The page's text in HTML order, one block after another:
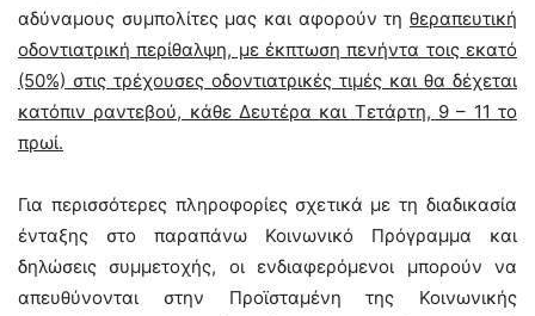
αδύναμους συμπολίτες μας και αφορούν τη θεραπευτική
οδοντιατρική περίθαλψη, με έκπτωση πενήντα τοις εκατό
(50%) στις τρέχουσες οδοντιατρικές τιμές και θα δέχεται
κατόπιν ραντεβού, κάθε Δευτέρα και Τετάρτη, 9 – 11 το
πρωί.
Για περισσότερες πληροφορίες σχετικά με τη διαδικασία
ένταξης στο παραπάνω Κοινωνικό Πρόγραμμα και
δηλώσεις συμμετοχής, οι ενδιαφερόμενοι μπορούν να
απευθύνονται στην Προϊσταμένη της Κοινωνικής